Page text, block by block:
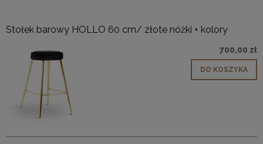
Stołek barowy HOLLO 60 cm/ złote nóżki + kolory
700,00 zł
DO KOSZYKA